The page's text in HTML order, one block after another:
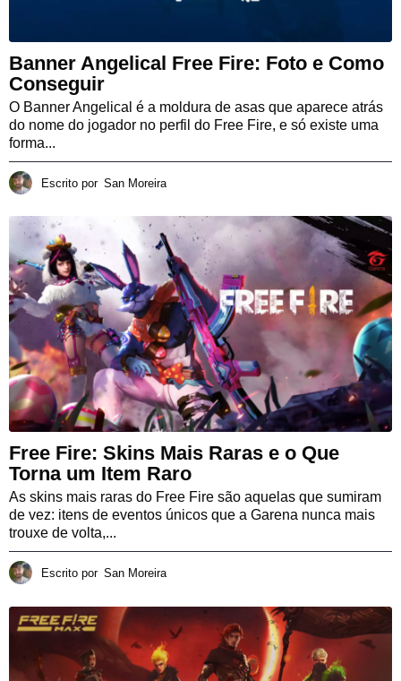
Banner Angelical Free Fire: Foto e Como
Conseguir
O Banner Angelical é a moldura de asas que aparece atrás
do nome do jogador no perfil do Free Fire, e só existe uma
forma...
Escrito por San Moreira
Free Fire: Skins Mais Raras e o Que
Torna um Item Raro
As skins mais raras do Free Fire são aquelas que sumiram
de vez: itens de eventos únicos que a Garena nunca mais
trouxe de volta,...
Escrito por San Moreira